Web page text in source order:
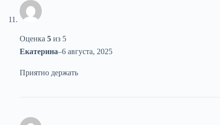
Оценка 5 из 5
Екатерина–6 августа, 2025
Приятно держать